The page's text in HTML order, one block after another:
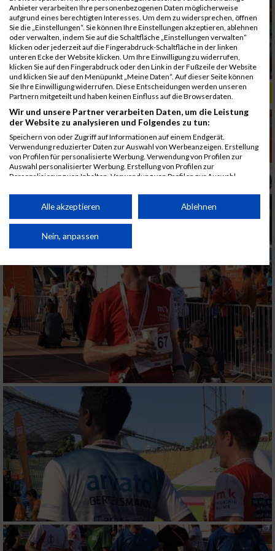
ALBUM B2RUN MÜNCHEN, B2RUN / 16.07.2019
Anbieter verarbeiten Ihre personenbezogenen Daten möglicherweise
aufgrund eines berechtigten Interesses. Um dem zu widersprechen, öffnen
Sie die „Einstellungen“. Sie können Ihre Einstellungen akzeptieren, ablehnen
oder verwalten, indem Sie auf die Schaltfläche „Einstellungen verwalten“
klicken oder jederzeit auf die Fingerabdruck-Schaltfläche in der linken
unteren Ecke der Website klicken. Um Ihre Einwilligung zu widerrufen,
klicken Sie auf den Fingerabdruck oder den Link in der Fußzeile der Website
und klicken Sie auf den Menüpunkt „Meine Daten“. Auf dieser Seite können
Sie Ihre Einwilligung widerrufen. Diese Entscheidungen werden unseren
Partnern mitgeteilt und haben keinen Einfluss auf die Browserdaten.
Wir und unsere Partner verarbeiten Daten, um die Leistung
der Website zu analysieren und Folgendes zu tun:
Speichern von oder Zugriff auf Informationen auf einem Endgerät.
Verwendung reduzierter Daten zur Auswahl von Werbeanzeigen. Erstellung
von Profilen für personalisierte Werbung. Verwendung von Profilen zur
Auswahl personalisierter Werbung. Erstellung von Profilen zur
Personalisierung von Inhalten. Verwendung von Profilen zur Auswahl
Performance von Inhalten. Analyse von Zielgruppen durch Statistiken oder
Kombinationen von Daten aus verschiedenen Quellen. Entwicklung und
von Inhalten.
Daten können außerhalb der Europäischen Union weitergegeben und in die
Website/App.
Partnerliste anzeigen (1 IAB-Anbieter)
Wir nutzen Ihre Daten für folgende Zwecke:
IAB-Verarbeitungszwecke:
Speichern von oder Zugriff auf Informationen
auf einem Endgerät
Verwendung reduzierter Daten zur Auswahl
von Werbeanzeigen
Erstellung von Profilen für personalisierte
Werbung
Verwendung von Profilen zur Auswahl
personalisierter Werbung
Erstellung von Profilen zur Personalisierung
von Inhalten
Verwendung von Profilen zur Auswahl
personalisierter Inhalte
Alle akzeptieren Ablehnen
Nein, anpassen